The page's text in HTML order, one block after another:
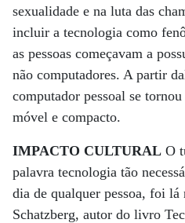
sexualidade e na luta das
incluir a tecnologia como
as pessoas começavam a
não computadores. A partir
computador pessoal se
móvel e compacto.
IMPACTO CULTURAL O
palavra tecnologia tão
dia de qualquer pessoa, foi lá
Schatzberg, autor do livro